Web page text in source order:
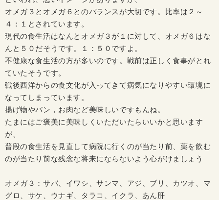
オメガ３とオメガ６とのバランスが大切です。比率は２～
４：１とされています。
現代の食生活はなんとオメガ３が１に対して、オメガ６はな
んと５０だそうです。１：５０ですよ。
不健康な食生活の方が多いのです。戦前は正しく食事がとれ
ていたそうです。
戦後西洋からの食文化が入ってきて病気になりやすい環境に
なってしまっています。
揚げ物やパン，お肉など美味しいですもんね。
たまにはご褒美に美味しくいただいたらいいかと思います
が、
普段の食生活を見直して病院に行くのが当たり前、薬を飲む
のが当たり前な残念な将来にならないよう心がけましょう
オメガ３：サバ、イワシ、サンマ、アジ、ブリ、カツオ、マ
グロ、サケ、ウナギ、タラコ、イクラ、あん肝